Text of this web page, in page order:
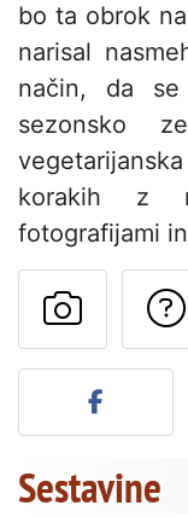
bo ta obrok
narisal
način, da
sezonsko
korakih z
fotografijami
Sestavine